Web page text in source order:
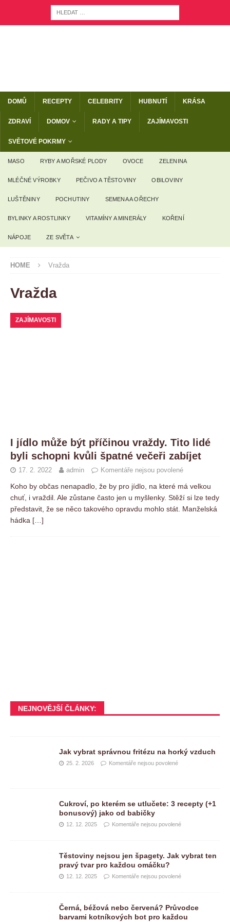
DOMŮ RECEPTY CELEBRITY HUBNUTÍ KRÁSA
ZDRAVÍ DOMOV RADY A TIPY ZAJÍMAVOSTI
SVĚTOVÉ POKRMY
MASO RYBY A MOŘSKÉ PLODY OVOCE ZELENINA
MLÉČNÉ VÝROBKY PEČIVO A TĚSTOVINY OBILOVINY
LUŠTĚNINY POCHUTINY SEMENA A OŘECHY
BYLINKY A ROSTLINKY VITAMÍNY A MINERÁLY KOŘENÍ
NÁPOJE ZE SVĚTA
HOME Vražda
Vražda
ZAJÍMAVOSTI
I jídlo může být příčinou vraždy. Tito lidé
byli schopni kvůli špatné večeři zabíjet
17. 2. 2022 admin Komentáře nejsou povolené
Koho by občas nenapadlo, že by pro jídlo, na které má velkou
chuť, i vraždil. Ale zůstane často jen u myšlenky. Stěží si lze tedy
představit, že se něco takového opravdu mohlo stát. Manželská
hádka […]
NEJNOVĚJŠÍ ČLÁNKY:
Jak vybrat správnou fritézu na horký vzduch
25. 2. 2026 Komentáře nejsou povolené
Cukroví, po kterém se utlučete: 3 recepty (+1
bonusový) jako od babičky
12. 12. 2025 Komentáře nejsou povolené
Těstoviny nejsou jen špagety. Jak vybrat ten
pravý tvar pro každou omáčku?
12. 12. 2025 Komentáře nejsou povolené
Černá, béžová nebo červená? Průvodce
barvami kotníkových bot pro každou